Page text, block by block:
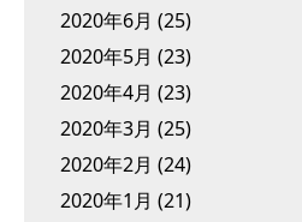
2020年6月 (25)
2020年5月 (23)
2020年4月 (23)
2020年3月 (25)
2020年2月 (24)
2020年1月 (21)